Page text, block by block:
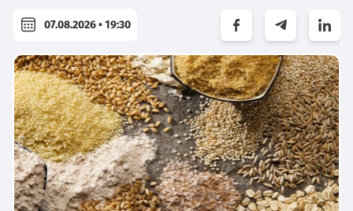
07.08.2026 • 19:30